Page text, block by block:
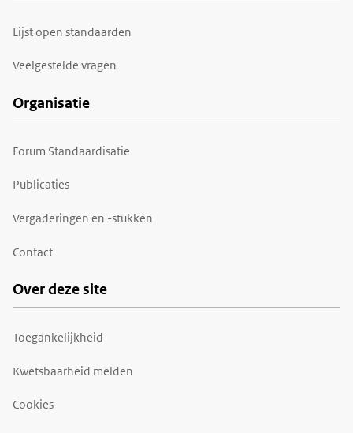
Lijst open standaarden
Veelgestelde vragen
Organisatie
Forum Standaardisatie
Publicaties
Vergaderingen en -stukken
Contact
Over deze site
Toegankelijkheid
Kwetsbaarheid melden
Cookies